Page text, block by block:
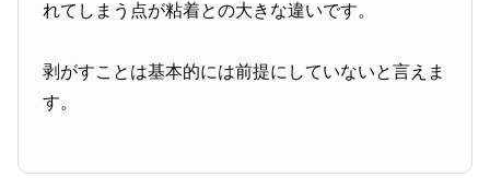
れてしまう点が粘着との大きな違いです。
剥がすことは基本的には前提にしていないと言えま
す。